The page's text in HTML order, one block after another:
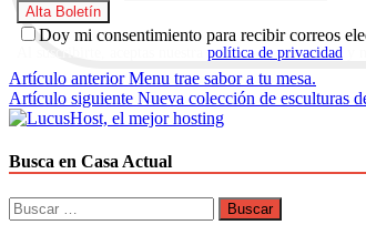
Doy mi consentimiento para recibir correos
política de privacidad
Navegación
de
Artículo anterior Menu trae sabor a tu mesa.
Artículo siguiente Nueva colección de esculturas
Busca en Casa Actual
Buscar: